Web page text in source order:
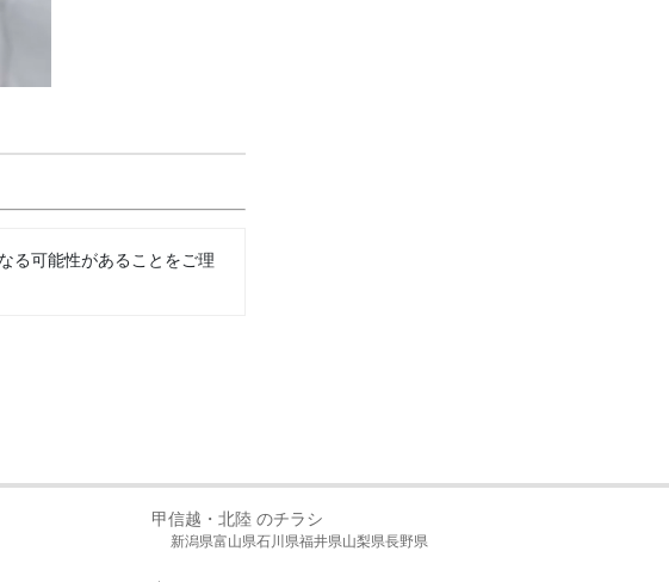
る可能性があることをご理
甲信越・北陸 のチラシ
新潟県富山県石川県福井県山梨県長野県